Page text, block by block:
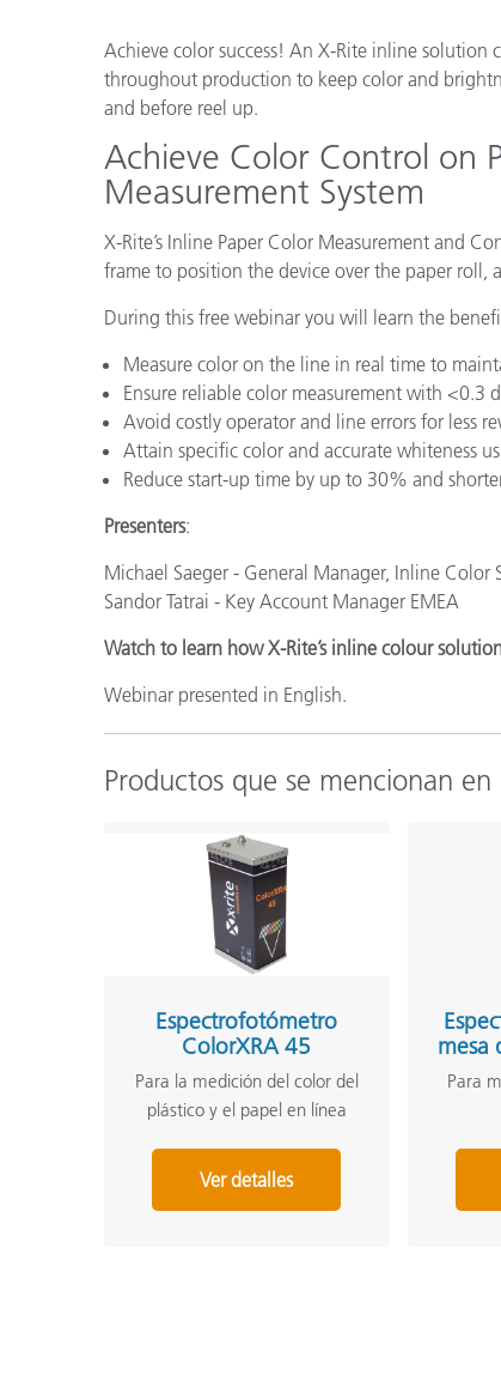
Achieve color success! An X-Rite inline
throughout production to keep color and
and before reel up.
Achieve Color Control on
Measurement System
X-Rite’s Inline Paper Color Measurement and
frame to position the device over the paper
During this free webinar you will learn the
Measure color on the line in real time to
Ensure reliable color measurement with <0.3
Avoid costly operator and line errors for less
Attain specific color and accurate whiteness
Reduce start-up time by up to 30% and
Presenters:
Michael Saeger - General Manager, Inline Color
Sandor Tatrai - Key Account Manager EMEA
Watch to learn how X-Rite’s inline colour
Webinar presented in English.
Productos que se mencionan
Espectrofotómetro
ColorXRA 45
Para la medición del color del
plástico y el papel en línea
Ver detalles
mesa
Para